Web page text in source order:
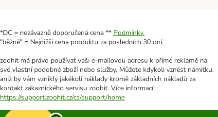
*DC = nezávazně doporučená cena ** Podmínky.
"běžně" = Nejnižší cena produktu za posledních 30 dní.
zoohit má právo používat vaši e-mailovou adresu k přímé reklamě na
své vlastní podobné zboží nebo služby. Můžete kdykoli vznést námitku,
aniž by vám vznikly jakékoli náklady kromě základních nákladů za
kontakt zákaznického servisu zoohit. Více informací:
https://support.zoohit.cz/cs/support/home